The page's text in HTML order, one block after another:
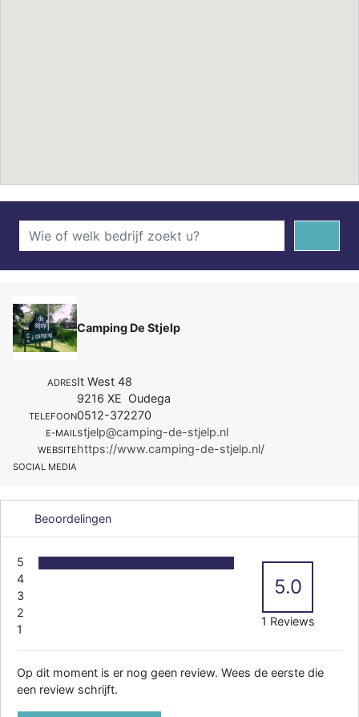
Camping De Stjelp
ADRESIt West 48
9216 XE Oudega
TELEFOON0512-372270
E-MAILstjelp@camping-de-stjelp.nl
WEBSITEhttps://www.camping-de-stjelp.nl/
SOCIAL MEDIA
Beoordelingen
5
4
3
2
1
5.0
1 Reviews
Op dit moment is er nog geen review. Wees de eerste die
een review schrijft.